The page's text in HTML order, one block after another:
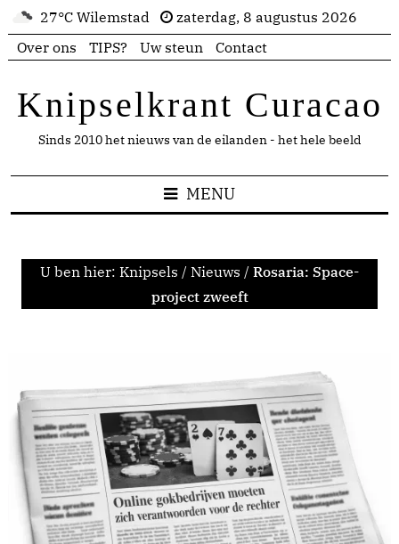
27°C Wilemstad
zaterdag, 8 augustus 2026
Over ons
TIPS? Uw steun Contact
Knipselkrant Curacao
Sinds 2010 het nieuws van de eilanden - het hele beeld
MENU
U ben hier: Knipsels / Nieuws / Rosaria: Space-
project zweeft